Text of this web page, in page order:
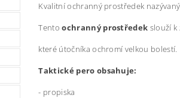
Kvalitní ochranný prostředek nazývaný
Tentoochranný prostředek slouží k
které útočníka ochromí velkou bolestí.
Taktické pero obsahuje:
- propiska